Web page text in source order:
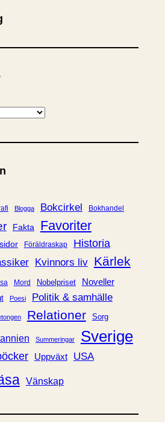
Blogga Bokcirkel Bokhandel
Fakta Favoriter
Föräldraskap Historia
Kvinnors liv Kärlek
Mord Nobelpriset Noveller
Poesi
Politik & samhälle
Relationer Sorg
Summeringar Sverige
Uppväxt USA
Vänskap